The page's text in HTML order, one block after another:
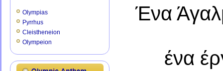
Olympias
Pyrrhus
Cleistheneion
Olympeion
Ένα
ένα